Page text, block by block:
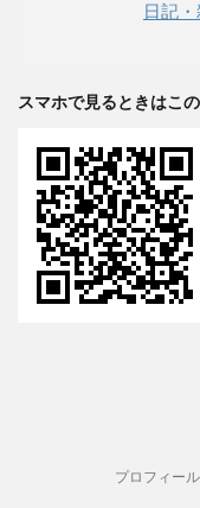
日記
スマホで見るときはこ
プロフィール